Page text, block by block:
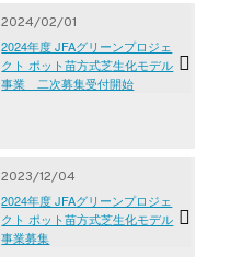
2024/02/01
2024年度 JFAグリーンプロジェ
クト ポット苗方式芝生化モデル
事業 二次募集受付開始
2023/12/04
2024年度 JFAグリーンプロジェ
クト ポット苗方式芝生化モデル
事業募集